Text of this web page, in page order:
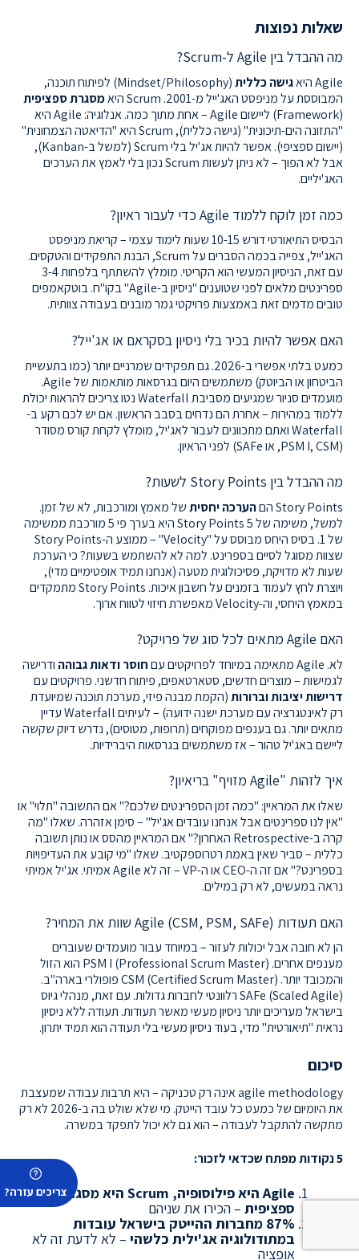
שאלות נפוצות
מה ההבדל בין Agile ל-Scrum?
Agile היא גישה כללית
(Mindset/Philosophy) לפיתוח תוכנה,
המבוססת על מניפסט האג'ייל מ-2001. Scrum היא
מסגרת ספציפית
(Framework) ליישום Agile – אחת מתוך כמה. אנלוגיה: Agile היא
"התזונה הים-תיכונית" (גישה כללית), Scrum היא "הדיאטה הצמחונית"
(יישום ספציפי). אפשר להיות אג'יל בלי Scrum (למשל ב-Kanban),
אבל לא הפוך – לא ניתן לעשות Scrum נכון בלי לאמץ את הערכים
האג'יליים.
כמה זמן לוקח ללמוד Agile כדי לעבור ראיון?
הבסיס התיאורטי דורש 10-15 שעות לימוד עצמי – קריאת מניפסט
האג'ייל, צפייה בכמה הסברים על Scrum, הבנת התפקידים והטקסים.
עם זאת, הניסיון המעשי הוא הקריטי. מומלץ להשתתף בלפחות 3-4
ספרינטים מלאים לפני שטוענים "ניסיון ב-Agile" בקו"ח. בוטקאמפים
טובים מדמים זאת באמצעות פרויקטי גמר מובנים בעבודה צוותית.
האם אפשר להיות בכיר בלי ניסיון בסקראם או אג'ייל?
כמעט בלתי אפשרי ב-2026. גם תפקידים שמרניים יותר (כמו בתעשיית
הביטחון או הביוטק) משתמשים היום בגרסאות מותאמות של Agile.
מועמדים סניור שמגיעים מסביבת Waterfall נטו צריכים להראות יכולת
ללמוד במהירות – אחרת הם נדחים בסבב הראשון. אם יש לכם רקע ב-
Waterfall ואתם מתכוונים לעבור לאג'יל, מומלץ לקחת קורס מסודר
(PSM I, CSM, או SAFe) לפני הראיון.
מה ההבדל בין Story Points לשעות?
Story Points הם הערכה יחסיתשל מאמץ ומורכבות, לא של זמן.
למשל, משימה של 5 Story Points היא בערך פי 5 מורכבת ממשימה
של 1. בסיס היחס מבוסס על "Velocity" – ממוצע ה-Story Points
שצוות מסוגל לסיים בספרינט. למה לא להשתמש בשעות? כי הערכת
שעות לא מדויקת, פסיכולוגית מטעה (אנחנו תמיד אופטימיים מדי),
ויוצרת לחץ לעמוד בזמנים על חשבון איכות. Story Points מתמקדים
במאמץ היחסי, וה-Velocity מאפשרת חיזוי לטווח ארוך.
האם Agile מתאים לכל סוג של פרויקט?
לא. Agile מתאימה במיוחד לפרויקטים עם חוסר ודאות גבוהה ודרישה
לגמישות – מוצרים חדשים, סטארטאפים, פיתוח חדשני. פרויקטים עם
דרישות יציבות וברורות(הקמת מבנה פיזי, מערכת תוכנה שמיועדת
רק לאינטגרציה עם מערכת ישנה ידועה) – לעיתים Waterfall עדיין
מתאים יותר. גם בענפים מפוקחים (תרופות, מטוסים), נדרש דיוק שקשה
ליישם באג'יל טהור – אז משתמשים בגרסאות היברידיות.
איך לזהות "Agile מזויף" בריאיון?
שאלו את המראיין: "כמה זמן הספרינטים שלכם?" אם התשובה "תלוי" או
"אין לנו ספרינטים אבל אנחנו עובדים אג'יל" – סימן אזהרה. שאלו "מה
קרה ב-Retrospective האחרון?" אם המראיין מהסס או נותן תשובה
כללית – סביר שאין באמת רטרוספקטיב. שאלו "מי קובע את העדיפויות
בספרינט?" אם זה ה-CEO או ה-VP – זה לא Agile אמיתי. אג'יל אמיתי
נראה במעשים, לא רק במילים.
האם תעודות Agile (CSM, PSM, SAFe) שוות את המחיר?
הן לא חובה אבל יכולות לעזור – במיוחד עבור מועמדים שעוברים
מענפים אחרים. PSM I (Professional Scrum Master) הוא הזול
והמכובד יותר. CSM (Certified Scrum Master) פופולרי בארה"ב.
SAFe (Scaled Agile) רלוונטי לחברות גדולות. עם זאת, מנהלי גיוס
בישראל מעריכים יותר ניסיון מעשי מאשר תעודות. תעודה ללא ניסיון
נראית "תיאורטית" מדי, בעוד ניסיון מעשי בלי תעודה הוא תמיד יתרון.
סיכום
agile methodology אינה רק טכניקה – היא תרבות עבודה שמעצבת
את היומיום של כמעט כל עובד הייטק. מי שלא שולט בה ב-2026 לא רק
מתקשה להתקבל לעבודה – הוא גם לא יכול לתפקד במשרה.
5 נקודות מפתח שכדאי לזכור:
Agile היא פילוסופיה, Scrum היא מסגרת
ספציפית – הכירו את שניהם
87% מחברות ההייטק בישראל עובדות
במתודולוגיה אג'ילית כלשהי – לא לדעת זה לא
אופציה
צריכים עזרה?